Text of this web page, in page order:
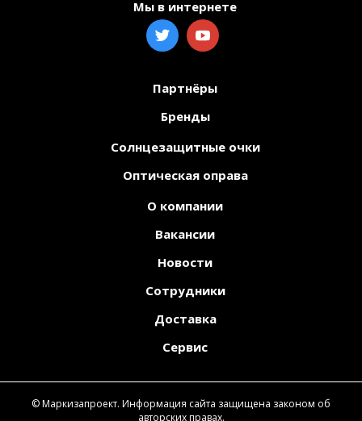
Мы в интернете
Партнёры
Бренды
Солнцезащитные очки
Оптическая оправа
О компании
Вакансии
Новости
Сотрудники
Доставка
Сервис
© Маркизапроект. Информация сайта защищена законом об
авторских правах.